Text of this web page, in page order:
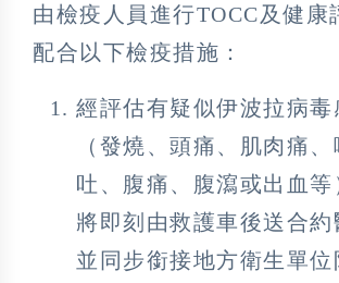
由檢疫人員進行TOCC及健康
配合以下檢疫措施：
經評估有疑似伊波拉病毒
（發燒、頭痛、肌肉痛
吐、腹痛、腹瀉或出血等
將即刻由救護車後送合約
並同步銜接地方衛生單位